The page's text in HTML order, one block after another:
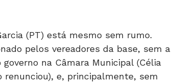
(PT) está mesmo sem rumo.
pelos vereadores da base, sem a
governo na Câmara Municipal (Célia
renunciou), e, principalmente, sem